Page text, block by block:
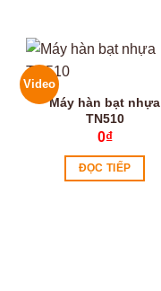
Video
Máy hàn bạt nhựa
TN510
0₫
ĐỌC TIẾP